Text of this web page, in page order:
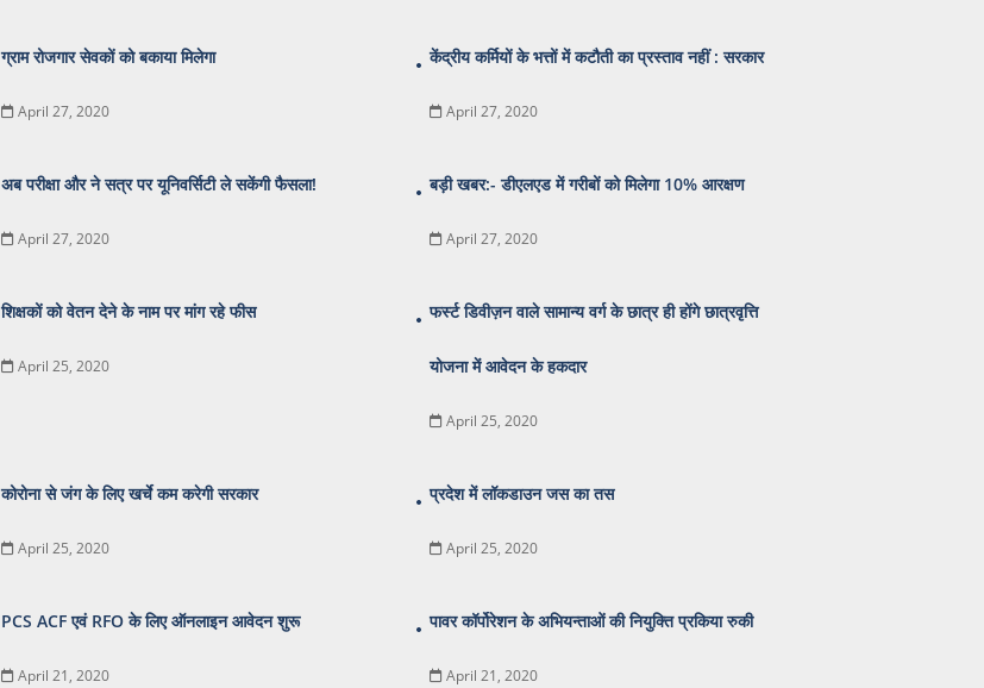
ग्राम रोजगार सेवकों को बकाया मिलेगा
April 27, 2020
केंद्रीय कर्मियों के भत्तों में कटौती का प्रस्ताव नहीं : सरकार
April 27, 2020
अब परीक्षा और ने सत्र पर यूनिवर्सिटी ले सकेंगी फैसला!
April 27, 2020
बड़ी खबर:- डीएलएड में गरीबों को मिलेगा 10% आरक्षण
April 27, 2020
शिक्षकों को वेतन देने के नाम पर मांग रहे फीस
April 25, 2020
फर्स्ट डिवीज़न वाले सामान्य वर्ग के छात्र ही होंगे छात्रवृत्ति
योजना में आवेदन के हकदार
April 25, 2020
कोरोना से जंग के लिए खर्चे कम करेगी सरकार
April 25, 2020
प्रदेश में लॉकडाउन जस का तस
April 25, 2020
PCS ACF एवं RFO के लिए ऑनलाइन आवेदन शुरू
April 21, 2020
पावर कॉर्पोरेशन के अभियन्ताओं की नियुक्ति प्रकिया रुकी
April 21, 2020